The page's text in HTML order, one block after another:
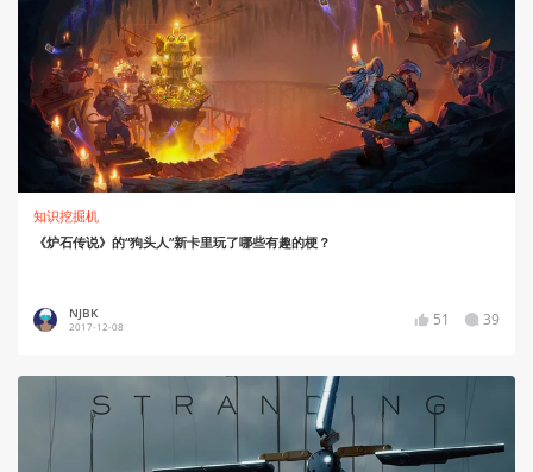
知识挖掘机
《炉石传说》的“狗头人”新卡里玩了哪些有趣的梗？
NJBK
2017-12-08 51 39